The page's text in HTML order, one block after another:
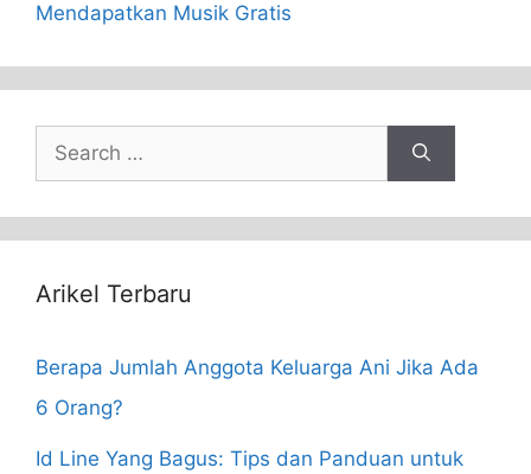
Mendapatkan Musik Gratis
Search
for:
Arikel Terbaru
Berapa Jumlah Anggota Keluarga Ani Jika Ada
6 Orang?
Id Line Yang Bagus: Tips dan Panduan untuk